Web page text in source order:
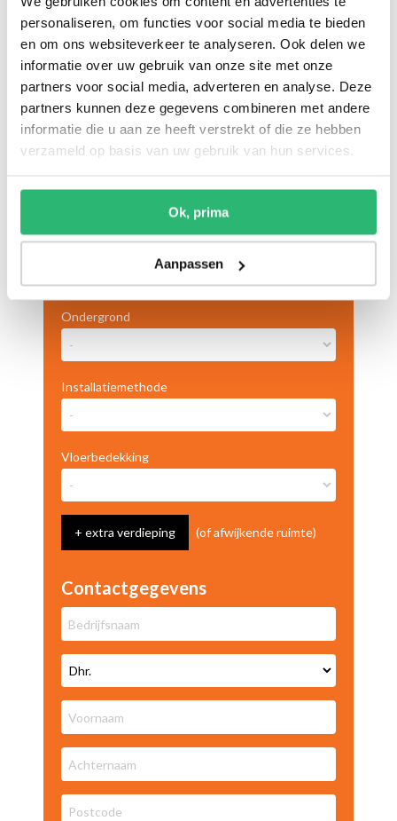
personaliseren, om functies voor social media te bieden
en om ons websiteverkeer te analyseren. Ook delen we
informatie over uw gebruik van onze site met onze
partners voor social media, adverteren en analyse. Deze
partners kunnen deze gegevens combineren met andere
informatie die u aan ze heeft verstrekt of die ze hebben
verzameld op basis van uw gebruik van hun services.
Ok, prima
Aanpassen
benodigde materialen voor een vloerverwarming-systeem aan te
U ontvangt dan binnen enkele dagen een een geheel vrijblijvende
offerte per e-mail.
Gegevens per bouwlaag
Type bouwlaag
M
Ondergrond
Installatiemethode
Vloerbedekking
+ extra verdieping (of afwijkende ruimte)
Contactgegevens